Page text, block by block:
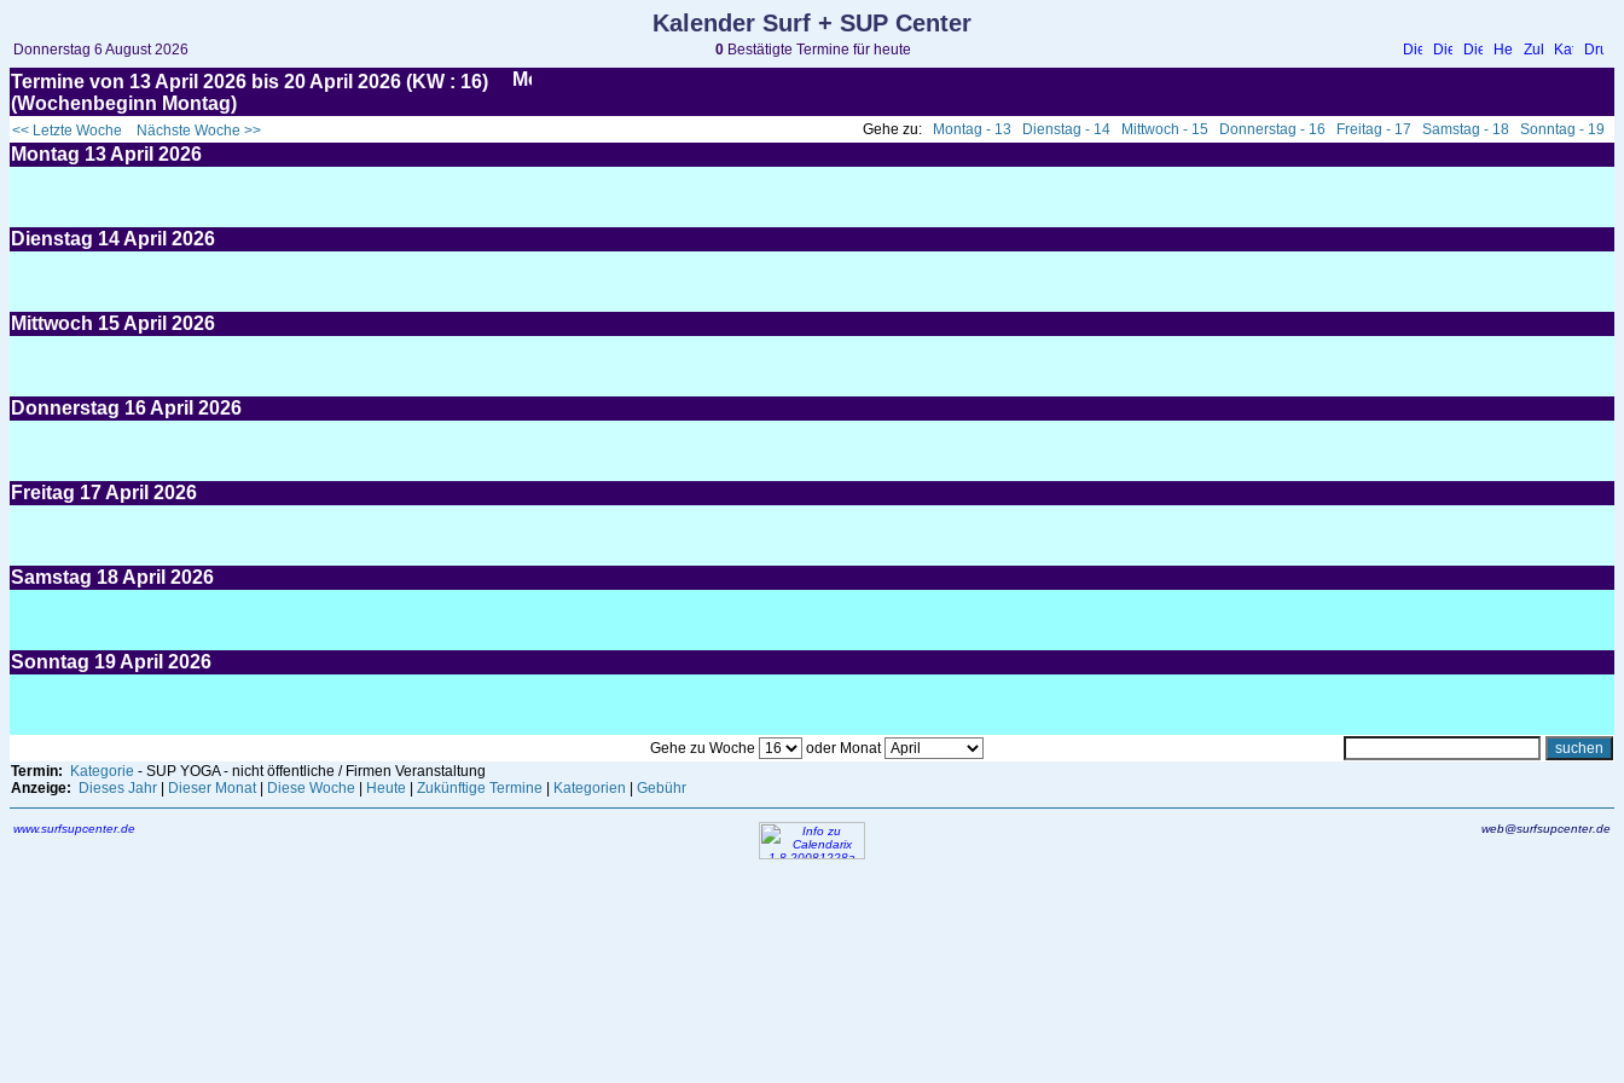
Kalender Surf + SUP Center
Donnerstag 6 August 2026 0Bestätigte Termine für heute
Termine von 13 April 2026 bis 20 April 2026 (KW : 16)
(Wochenbeginn Montag)
<< Letzte Woche Nächste Woche >> Gehe zu: Montag - 13 Dienstag - 14 Mittwoch - 15 Donnerstag - 16 Freitag - 17 Samstag - 18 Sonntag - 19
Montag 13April 2026
Dienstag 14April 2026
Mittwoch 15April 2026
Donnerstag 16April 2026
Freitag 17April 2026
Samstag 18April 2026
Sonntag 19April 2026
Gehe zu Woche
oder Monat
Termin:
Kategorie - SUP YOGA - nicht öffentliche / Firmen Veranstaltung
Anzeige:
Dieses Jahr Dieser Monat| Diese Woche Heute Zukünftige Termine Kategorien Gebühr
www.surfsupcenter.de web@surfsupcenter.de